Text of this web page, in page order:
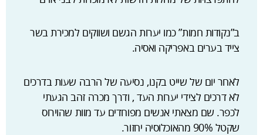
ב”נקודות חמות” כמו יערות הגשם ושווקים למכירת בשר
צייד בערים באפריקה ואסיה.
לאחר יום של שייט בקנו, נסיעה של הרבה שעות בדרכים
לא דרכים לצידי יערות העד , ודרך מכרה זהב הגעתי
לכפר. שם מצאתי אנשים מפוחדים עד מוות שהוירוס
שקטל 90% מהאוכלוסיה יחזור.